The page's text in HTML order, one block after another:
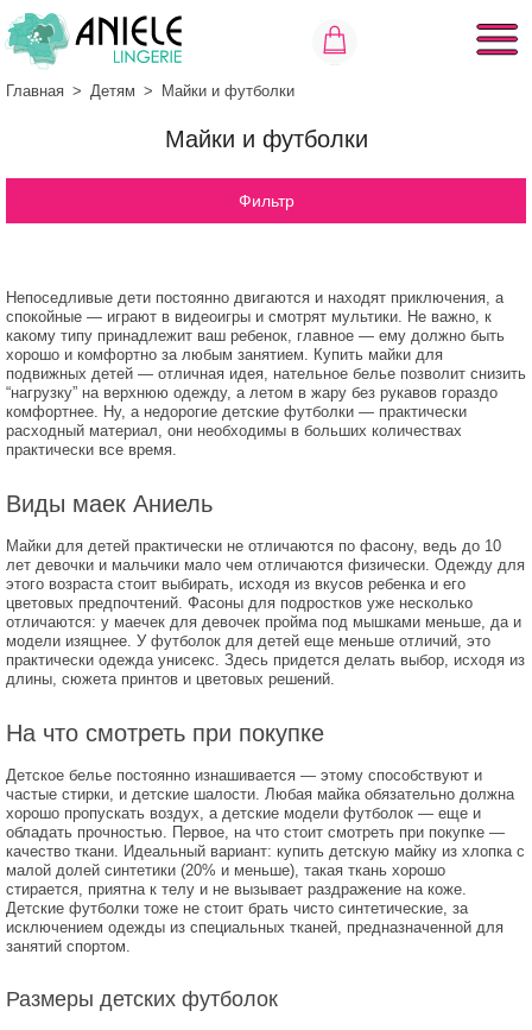
Главная > Детям > Майки и футболки
Майки и футболки
Фильтр
Непоседливые дети постоянно двигаются и находят приключения, а
спокойные — играют в видеоигры и смотрят мультики. Не важно, к
какому типу принадлежит ваш ребенок, главное — ему должно быть
хорошо и комфортно за любым занятием. Купить майки для
подвижных детей — отличная идея, нательное белье позволит снизить
“нагрузку” на верхнюю одежду, а летом в жару без рукавов гораздо
комфортнее. Ну, а недорогие детские футболки — практически
расходный материал, они необходимы в больших количествах
практически все время.
Виды маек Аниель
Майки для детей практически не отличаются по фасону, ведь до 10
лет девочки и мальчики мало чем отличаются физически. Одежду для
этого возраста стоит выбирать, исходя из вкусов ребенка и его
цветовых предпочтений. Фасоны для подростков уже несколько
отличаются: у маечек для девочек пройма под мышками меньше, да и
модели изящнее. У футболок для детей еще меньше отличий, это
практически одежда унисекс. Здесь придется делать выбор, исходя из
длины, сюжета принтов и цветовых решений.
На что смотреть при покупке
Детское белье постоянно изнашивается — этому способствуют и
частые стирки, и детские шалости. Любая майка обязательно должна
хорошо пропускать воздух, а детские модели футболок — еще и
обладать прочностью. Первое, на что стоит смотреть при покупке —
качество ткани. Идеальный вариант: купить детскую майку из хлопка с
малой долей синтетики (20% и меньше), такая ткань хорошо
стирается, приятна к телу и не вызывает раздражение на коже.
Детские футболки тоже не стоит брать чисто синтетические, за
исключением одежды из специальных тканей, предназначенной для
занятий спортом.
Размеры детских футболок